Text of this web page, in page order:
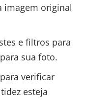
imagem original
e filtros para
sua foto.
verificar
esteja